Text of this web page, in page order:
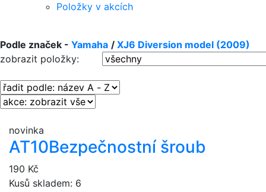
Položky v akcích
Podle značek - Yamaha / XJ6 Diversion model (2009)
zobrazit položky:
novinka
AT10Bezpečnostní šroub
190 Kč
Kusů skladem: 6